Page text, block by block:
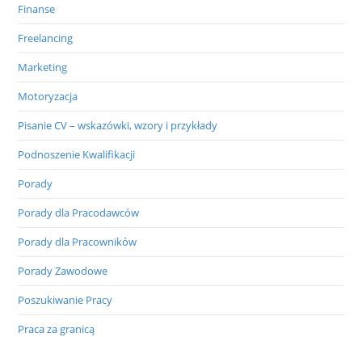
Finanse
Freelancing
Marketing
Motoryzacja
Pisanie CV – wskazówki, wzory i przykłady
Podnoszenie Kwalifikacji
Porady
Porady dla Pracodawców
Porady dla Pracowników
Porady Zawodowe
Poszukiwanie Pracy
Praca za granicą